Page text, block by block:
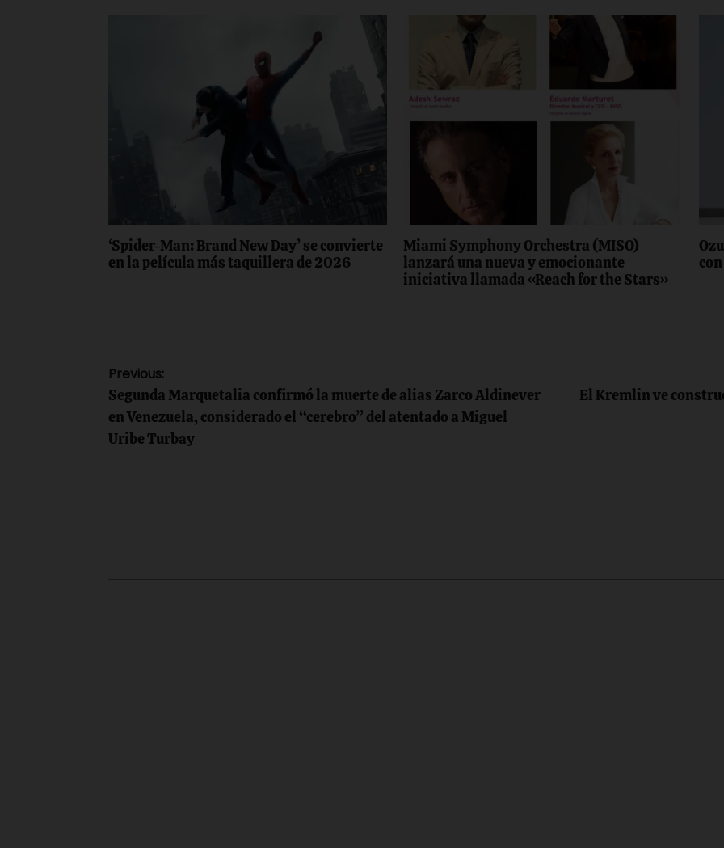
‘Spider-Man: Brand New Day’ se convierte
en la película más taquillera de 2026
Miami Symphony Orchestra (MISO)
lanzará una nueva y emocionante
iniciativa llamada «Reach for the Stars»
Navegación
de
entradas
Previous:
Segunda Marquetalia confirmó la muerte de alias Zarco Aldinever
en Venezuela, considerado el “cerebro” del atentado a Miguel
Uribe Turbay
El Kremlin ve